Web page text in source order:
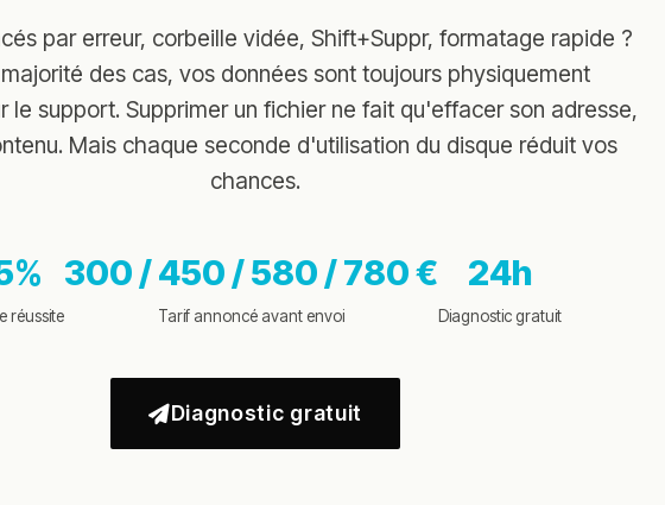
par erreur, corbeille vidée, Shift+Suppr, formatage rapide ?
des cas, vos données sont toujours physiquement
le support. Supprimer un fichier ne fait qu'effacer son adresse,
Mais chaque seconde d'utilisation du disque réduit vos
chances.
réussite
300 / 450 / 580 / 780 €
Tarif annoncé avant envoi
24h
Diagnostic gratuit
Diagnostic gratuit